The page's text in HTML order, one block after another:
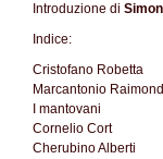
Introduzione di
Indice:
Cristofano Robetta
Marcantonio
I mantovani
Cornelio Cort
Cherubino Alberti